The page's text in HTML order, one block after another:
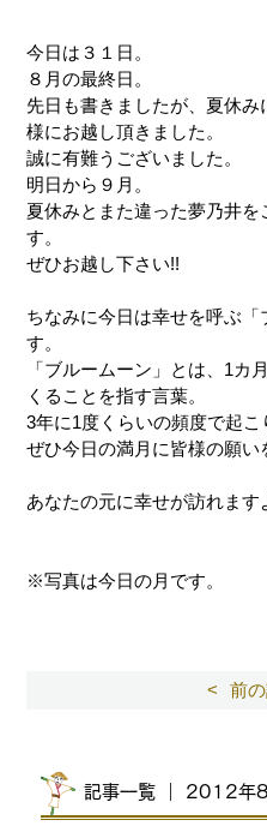
今日は３１日。
８月の最終日。
先日も書きましたが、夏休
様にお越し頂きました。
誠に有難うございました。
明日から９月。
夏休みとまた違った夢乃井を
す。
ぜひお越し下さい!!
ちなみに今日は幸せを呼ぶ
す。
「ブルームーン」とは、1カ
くることを指す言葉。
3年に1度くらいの頻度で起
ぜひ今日の満月に皆様の願い
あなたの元に幸せが訪れます
※写真は今日の月です。
前
記事一覧 ｜ 2012年8